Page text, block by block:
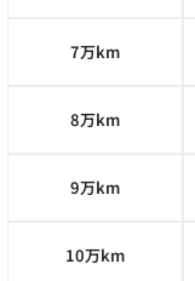
7万km
8万km
9万km
10万km